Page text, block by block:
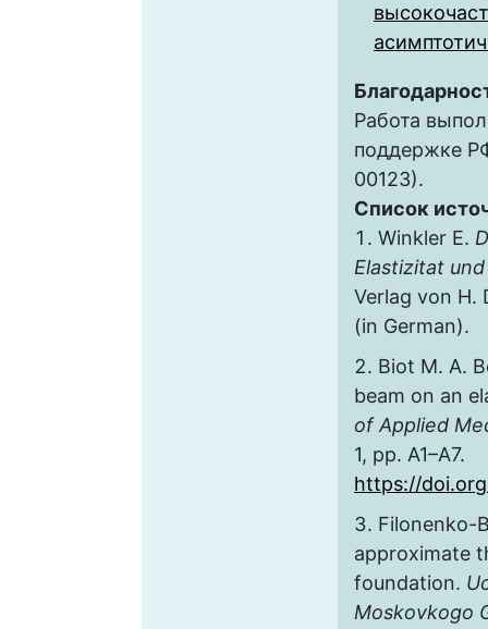
Работа
поддержке
00123).
Список
Winkler E.
Elastizitat
Verlag von H.
(in German).
Biot M. A.
beam on an
of Applied
1, pp. A1–A7.
https://
Filonenko-
approximate
foundation.
Moskovkogo